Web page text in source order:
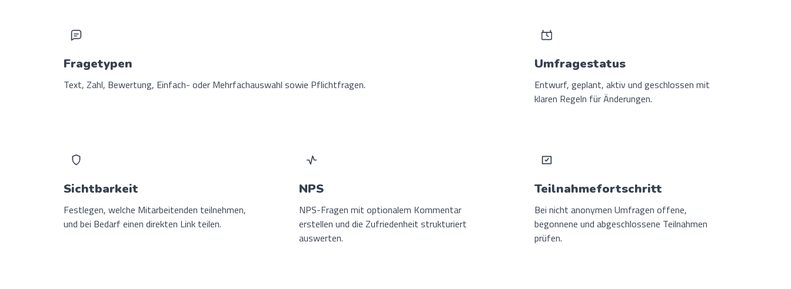
Fragetypen
Text, Zahl, Bewertung, Einfach- oder Mehrfachauswahl sowie Pflichtfragen.
Umfragestatus
Entwurf, geplant, aktiv und geschlossen mit
klaren Regeln für Änderungen.
Sichtbarkeit
Festlegen, welche Mitarbeitenden teilnehmen,
und bei Bedarf einen direkten Link teilen.
NPS
NPS-Fragen mit optionalem Kommentar
erstellen und die Zufriedenheit strukturiert
auswerten.
Teilnahmefortschritt
Bei nicht anonymen Umfragen offene,
begonnene und abgeschlossene Teilnahmen
prüfen.